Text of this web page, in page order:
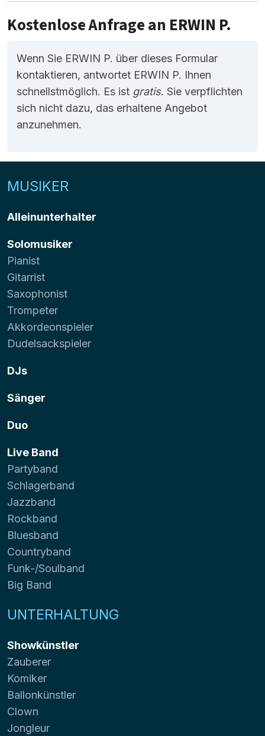
Kostenlose Anfrage an ERWIN P.
Wenn Sie ERWIN P. über dieses Formular
kontaktieren, antwortet ERWIN P. Ihnen
schnellstmöglich. Es ist gratis. Sie verpflichten
sich nicht dazu, das erhaltene Angebot
anzunehmen.
MUSIKER
Alleinunterhalter
Solomusiker
Pianist
Gitarrist
Saxophonist
Trompeter
Akkordeonspieler
Dudelsackspieler
DJs
Sänger
Duo
Live Band
Partyband
Schlagerband
Jazzband
Rockband
Bluesband
Countryband
Funk-/Soulband
Big Band
UNTERHALTUNG
Showkünstler
Zauberer
Komiker
Ballonkünstler
Clown
Jongleur